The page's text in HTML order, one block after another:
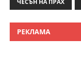
РЕКЛАМА